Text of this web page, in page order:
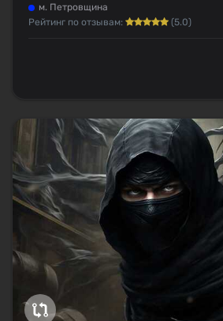
м. Петровщина
Рейтинг по отзывам:
(5.0)